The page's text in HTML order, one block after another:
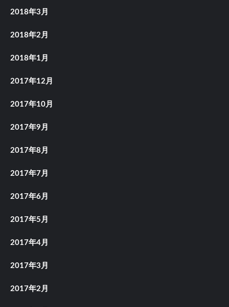
2018年3月
2018年2月
2018年1月
2017年12月
2017年10月
2017年9月
2017年8月
2017年7月
2017年6月
2017年5月
2017年4月
2017年3月
2017年2月